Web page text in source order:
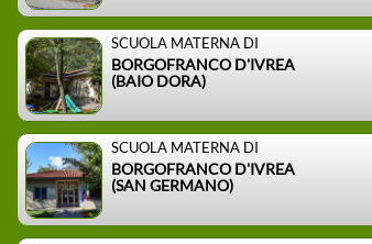
SCUOLA MATERNA DI
BORGOFRANCO D'IVREA
(BAIO DORA)
SCUOLA MATERNA DI
BORGOFRANCO D'IVREA
(SAN GERMANO)